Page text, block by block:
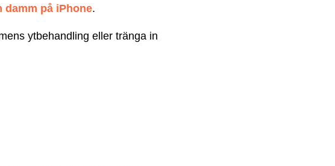
damm på iPhone.
ytbehandling eller tränga in